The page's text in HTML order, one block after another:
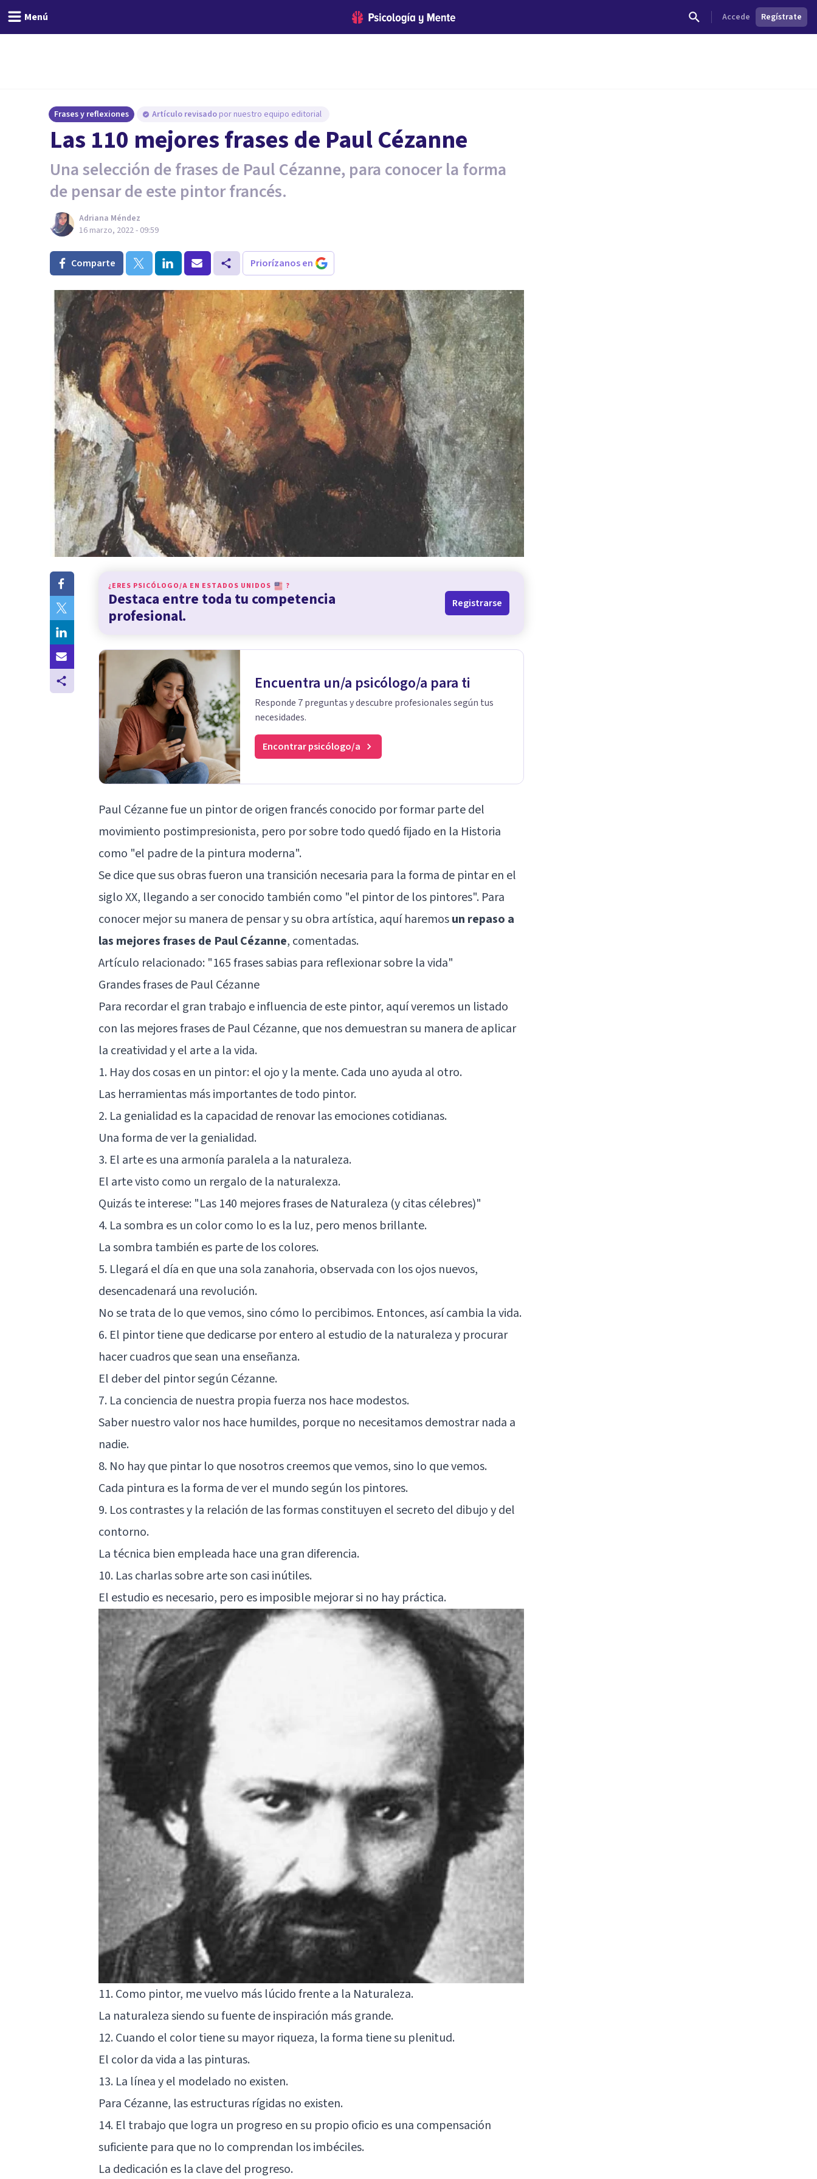
Menú Accede Regístrate
Frases y reflexiones Artículo revisado por nuestro equipo editorial
Las 110 mejores frases de Paul Cézanne
Una selección de frases de Paul Cézanne, para conocer la forma
de pensar de este pintor francés.
Adriana Méndez
16 marzo, 2022 - 09:59
Comparte Priorízanos en
¿ERES PSICÓLOGO/A EN ESTADOS UNIDOS ?
Destaca entre toda tu competencia
profesional.
Registrarse
Encuentra un/a psicólogo/a para ti
Responde 7 preguntas y descubre profesionales según tus
necesidades.
Encontrar psicólogo/a
Paul Cézanne fue un pintor de origen francés conocido por formar parte del
movimiento postimpresionista, pero por sobre todo quedó fijado en la Historia
como "el padre de la pintura moderna".
Se dice que sus obras fueron una transición necesaria para la forma de pintar en el
siglo XX, llegando a ser conocido también como "el pintor de los pintores". Para
conocer mejor su manera de pensar y su obra artística, aquí haremosun repaso a
las mejores frases de Paul Cézanne, comentadas.
Artículo relacionado: "165 frases sabias para reflexionar sobre la vida"
Grandes frases de Paul Cézanne
Para recordar el gran trabajo e influencia de este pintor, aquí veremos un listado
con las mejores frases de Paul Cézanne, que nos demuestran su manera de aplicar
la creatividad y el arte a la vida.
1. Hay dos cosas en un pintor: el ojo y la mente. Cada uno ayuda al otro.
Las herramientas más importantes de todo pintor.
2. La genialidad es la capacidad de renovar las emociones cotidianas.
Una forma de ver la genialidad.
3. El arte es una armonía paralela a la naturaleza.
El arte visto como un rergalo de la naturalexza.
Quizás te interese: "Las 140 mejores frases de Naturaleza (y citas célebres)"
4. La sombra es un color como lo es la luz, pero menos brillante.
La sombra también es parte de los colores.
5. Llegará el día en que una sola zanahoria, observada con los ojos nuevos,
desencadenará una revolución.
No se trata de lo que vemos, sino cómo lo percibimos. Entonces, así cambia la vida.
6. El pintor tiene que dedicarse por entero al estudio de la naturaleza y procurar
hacer cuadros que sean una enseñanza.
El deber del pintor según Cézanne.
7. La conciencia de nuestra propia fuerza nos hace modestos.
Saber nuestro valor nos hace humildes, porque no necesitamos demostrar nada a
nadie.
8. No hay que pintar lo que nosotros creemos que vemos, sino lo que vemos.
Cada pintura es la forma de ver el mundo según los pintores.
9. Los contrastes y la relación de las formas constituyen el secreto del dibujo y del
contorno.
La técnica bien empleada hace una gran diferencia.
10. Las charlas sobre arte son casi inútiles.
El estudio es necesario, pero es imposible mejorar si no hay práctica.
11. Como pintor, me vuelvo más lúcido frente a la Naturaleza.
La naturaleza siendo su fuente de inspiración más grande.
12. Cuando el color tiene su mayor riqueza, la forma tiene su plenitud.
El color da vida a las pinturas.
13. La línea y el modelado no existen.
Para Cézanne, las estructuras rígidas no existen.
14. El trabajo que logra un progreso en su propio oficio es una compensación
suficiente para que no lo comprendan los imbéciles.
La dedicación es la clave del progreso.